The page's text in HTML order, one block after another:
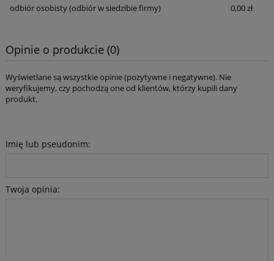
odbiór osobisty(odbiór w siedzibie firmy) 0,00 zł
Opinie o produkcie (0)
Wyświetlane są wszystkie opinie (pozytywne i negatywne). Nie
weryfikujemy, czy pochodzą one od klientów, którzy kupili dany
produkt.
Imię lub pseudonim:
Twoja opinia: